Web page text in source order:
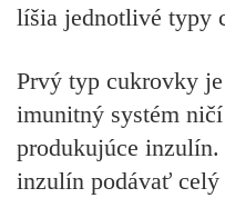
líšia jednotlivé typy
Prvý typ cukrovky
imunitný systém
produkujúce
inzulín podávať